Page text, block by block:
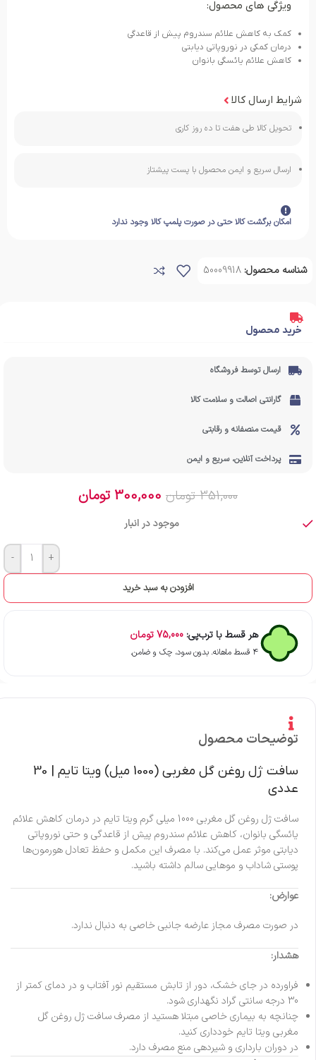
ویژگی های محصول:
کمک به کاهش علائم سندروم پیش از قاعدگی
درمان کمکی در نوروپاتی دیابتی
کاهش علائم یائسگی بانوان
شرایط ارسال کالا
تحویل کالا طی هفت تا ده روز کاری
ارسال سریع و ایمن محصول با پست پیشتاز
امکان برگشت کالا حتی در صورت پلمپ کالا وجود ندارد
شناسه محصول: 50009918
خرید محصول
ارسال توسط فروشگاه
گارانتی اصالت و سلامت کالا
قیمت منصفانه و رقابتی
پرداخت آنلاین، سریع و ایمن
351,000 تومان 300,000 تومان
موجود در انبار
- +
افزودن به سبد خرید
هر قسط با ترب‌پی: 75,000تومان
۴ قسط ماهانه. بدون سود، چک و ضامن.
توضیحات محصول
سافت ژل روغن گل مغربی (1000 میل) ویتا تایم | 30
عددی
سافت ژل روغن گل مغربی 1000 میلی گرم ویتا تایم در درمان کاهش علائم
یائسگی بانوان، کاهش علائم سندروم پیش از قاعدگی و حتی نوروپاتی
دیابتی موثر عمل می‌کند. با مصرف این مکمل و حفظ تعادل هورمون‌ها
پوستی شاداب و موهایی سالم داشته باشید.
عوارض:
در صورت مصرف مجاز عارضه جانبی خاصی به دنبال ندارد.
هشدار:
فراورده در جای خشک، دور از تابش مستقیم نور آفتاب و در دمای کمتر از
30 درجه سانتی گراد نگهداری شود.
چنانچه به بیماری خاصی مبتلا هستید از مصرف سافت ژل روغن گل
مغربی ویتا تایم خودداری کنید.
در دوران بارداری و شیردهی منع مصرف دارد.